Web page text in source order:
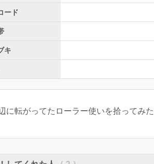
ード
キ
に転がってたローラー使いを拾ってみ